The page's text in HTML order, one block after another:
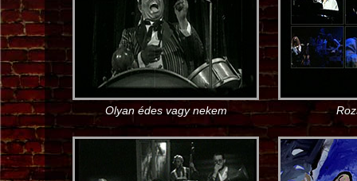
Olyan édes vagy nekem